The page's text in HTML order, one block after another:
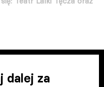
dalej za